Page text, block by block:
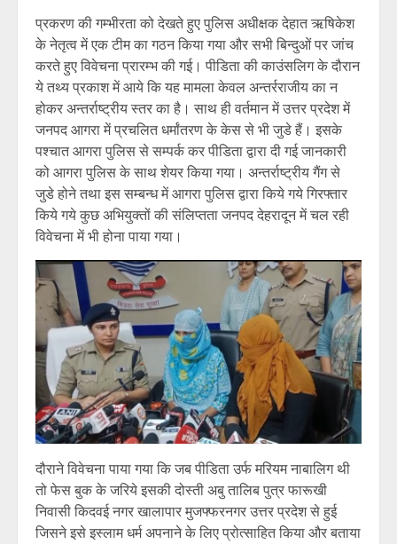
प्रकरण की गम्भीरता को देखते हुए पुलिस अधीक्षक देहात ऋषिकेश
के नेतृत्व में एक टीम का गठन किया गया और सभी बिन्दुओं पर जांच
करते हुए विवेचना प्रारम्भ की गई। पीडिता की काउंसलिग के दौरान
ये तथ्य प्रकाश में आये कि यह मामला केवल अन्तर्रराजीय का न
होकर अन्तर्राष्ट्रीय स्तर का है। साथ ही वर्तमान में उत्तर प्रदेश में
जनपद आगरा में प्रचलित धर्मांतरण के केस से भी जुडे हैं। इसके
पश्चात आगरा पुलिस से सम्पर्क कर पीडिता द्वारा दी गई जानकारी
को आगरा पुलिस के साथ शेयर किया गया। अन्तर्राष्ट्रीय गैंग से
जुडे होने तथा इस सम्बन्ध में आगरा पुलिस द्वारा किये गये गिरफ्तार
किये गये कुछ अभियुक्तों की संलिप्तता जनपद देहरादून में चल रही
विवेचना में भी होना पाया गया।
दौराने विवेचना पाया गया कि जब पीडिता उर्फ मरियम नाबालिग थी
तो फेस बुक के जरिये इसकी दोस्ती अबु तालिब पुत्र फारूखी
निवासी किदवई नगर खालापार मुजफ्फरनगर उत्तर प्रदेश से हुई
जिसने इसे इस्लाम धर्म अपनाने के लिए प्रोत्साहित किया और बताया